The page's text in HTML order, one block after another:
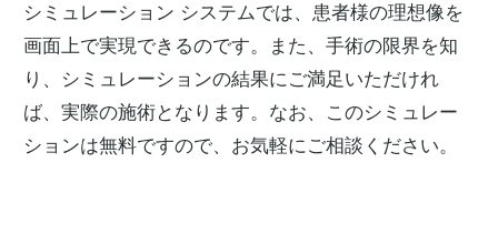
シミュレーション システムでは、患者様の理想像を
画面上で実現できるのです。また、手術の限界を知
り、シミュレーションの結果にご満足いただけれ
ば、実際の施術となります。なお、このシミュレー
ションは無料ですので、お気軽にご相談ください。